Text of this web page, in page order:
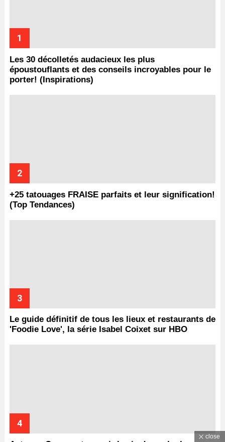
Les 30 décolletés audacieux les plus
époustouflants et des conseils incroyables pour le
porter! (Inspirations)
+25 tatouages ​​FRAISE parfaits et leur signification!
(Top Tendances)
Le guide définitif de tous les lieux et restaurants de
'Foodie Love', la série Isabel Coixet sur HBO
close